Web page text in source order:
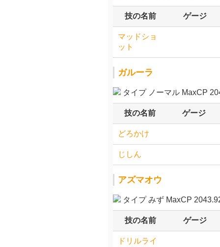
技の名前 ゲージ
マッドショ
ット
ガルーラ
タイプ ノーマル MaxCP
技の名前 ゲージ
どろかけ
じしん
アズマオウ
タイプ みず MaxCP
技の名前 ゲージ
ドリルライ